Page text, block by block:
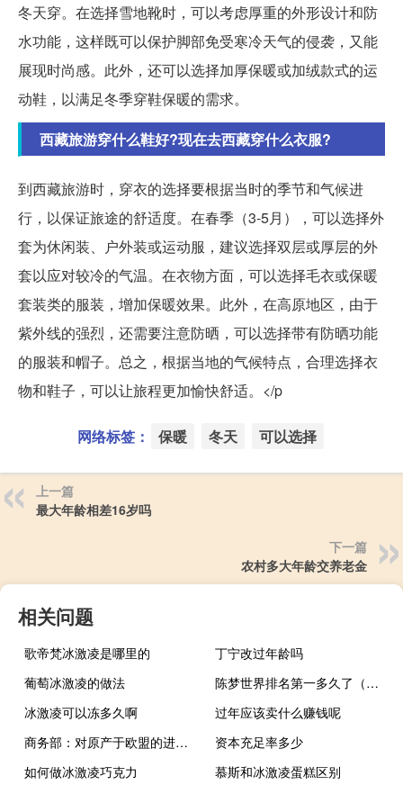
冬天穿。在选择雪地靴时，可以考虑厚重的外形设计和防
水功能，这样既可以保护脚部免受寒冷天气的侵袭，又能
展现时尚感。此外，还可以选择加厚保暖或加绒款式的运
动鞋，以满足冬季穿鞋保暖的需求。
西藏旅游穿什么鞋好?现在去西藏穿什么衣服?
到西藏旅游时，穿衣的选择要根据当时的季节和气候进
行，以保证旅途的舒适度。在春季（3-5月），可以选择外
套为休闲装、户外装或运动服，建议选择双层或厚层的外
套以应对较冷的气温。在衣物方面，可以选择毛衣或保暖
套装类的服装，增加保暖效果。此外，在高原地区，由于
紫外线的强烈，还需要注意防晒，可以选择带有防晒功能
的服装和帽子。总之，根据当地的气候特点，合理选择衣
物和鞋子，可以让旅程更加愉快舒适。</p
网络标签： 保暖 冬天 可以选择
上一篇
最大年龄相差16岁吗
下一篇
农村多大年龄交养老金
相关问题
歌帝梵冰激凌是哪里的
丁宁改过年龄吗
葡萄冰激凌的做法
陈梦世界排名第一多久了（陈梦世界排名重回第一）
冰激凌可以冻多久啊
过年应该卖什么赚钱呢
商务部：对原产于欧盟的进口马铃薯淀粉继续征收反补贴税
资本充足率多少
如何做冰激凌巧克力
慕斯和冰激凌蛋糕区别